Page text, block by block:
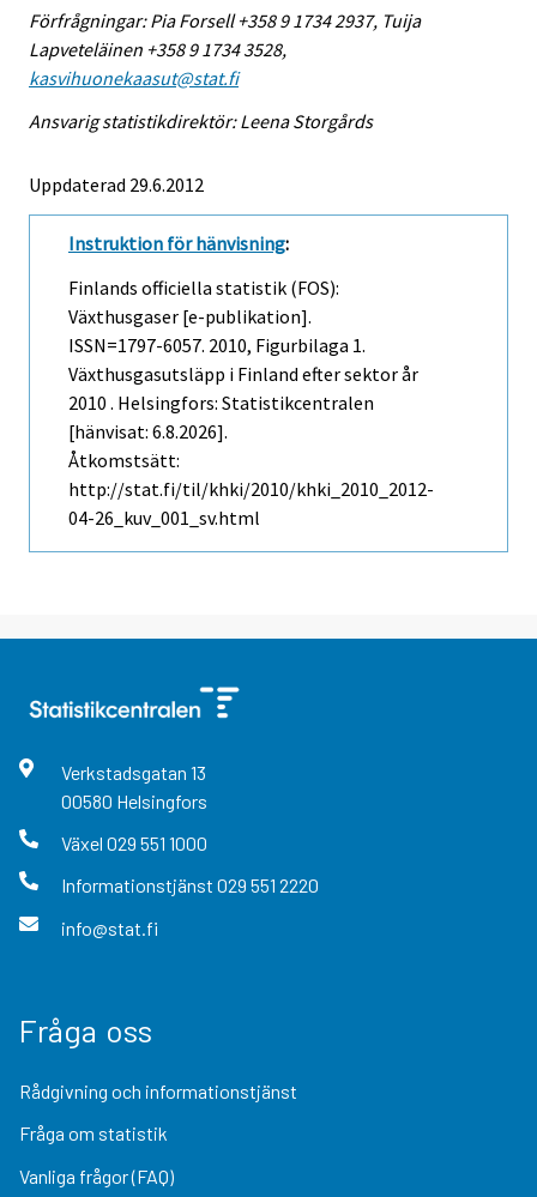
Förfrågningar: Pia Forsell +358 9 1734 2937, Tuija
Lapveteläinen +358 9 1734 3528,
kasvihuonekaasut@stat.fi
Ansvarig statistikdirektör: Leena Storgårds
Uppdaterad 29.6.2012
Instruktion för hänvisning:
Finlands officiella statistik (FOS):
Växthusgaser [e-publikation].
ISSN=1797-6057. 2010, Figurbilaga 1.
Växthusgasutsläpp i Finland efter sektor år
2010 . Helsingfors: Statistikcentralen
[hänvisat: 6.8.2026].
Åtkomstsätt:
http://stat.fi/til/khki/2010/khki_2010_2012-
04-26_kuv_001_sv.html
Verkstadsgatan 13
00580 Helsingfors
Växel 029 551 1000
Informationstjänst 029 551 2220
info@stat.fi
Fråga oss
Rådgivning och informationstjänst
Fråga om statistik
Vanliga frågor (FAQ)